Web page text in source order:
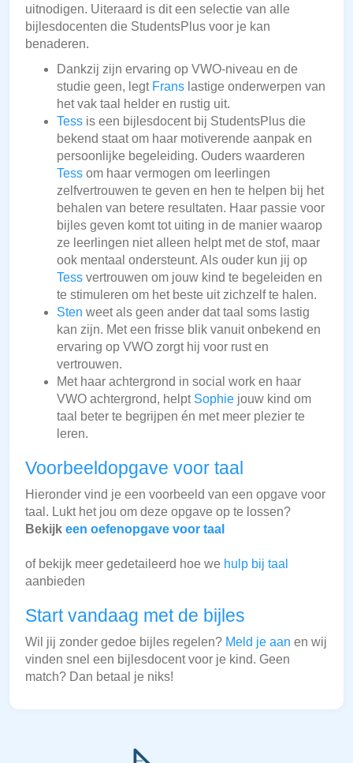
uitnodigen. Uiteraard is dit een selectie van alle
bijlesdocenten die StudentsPlus voor je kan
benaderen.
Dankzij zijn ervaring op VWO-niveau en de
studie geen, legt Frans lastige onderwerpen van
het vak taal helder en rustig uit.
Tess is een bijlesdocent bij StudentsPlus die
bekend staat om haar motiverende aanpak en
persoonlijke begeleiding. Ouders waarderen
Tess om haar vermogen om leerlingen
zelfvertrouwen te geven en hen te helpen bij het
behalen van betere resultaten. Haar passie voor
bijles geven komt tot uiting in de manier waarop
ze leerlingen niet alleen helpt met de stof, maar
ook mentaal ondersteunt. Als ouder kun jij op
Tess vertrouwen om jouw kind te begeleiden en
te stimuleren om het beste uit zichzelf te halen.
Sten weet als geen ander dat taal soms lastig
kan zijn. Met een frisse blik vanuit onbekend en
ervaring op VWO zorgt hij voor rust en
vertrouwen.
Met haar achtergrond in social work en haar
VWO achtergrond, helpt Sophie jouw kind om
taal beter te begrijpen én met meer plezier te
leren.
Voorbeeldopgave voor taal
Hieronder vind je een voorbeeld van een opgave voor
taal. Lukt het jou om deze opgave op te lossen?
Bekijk een oefenopgave voor taal
of bekijk meer gedetaileerd hoe we hulp bij taal
aanbieden
Start vandaag met de bijles
Wil jij zonder gedoe bijles regelen? Meld je aan en wij
vinden snel een bijlesdocent voor je kind. Geen
match? Dan betaal je niks!